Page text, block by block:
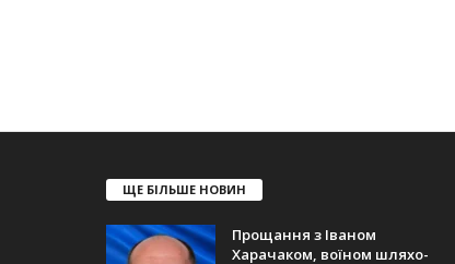
ЩЕ БІЛЬШЕ НОВИН
Прощання з Іваном
Харачаком, воїном шляхо-